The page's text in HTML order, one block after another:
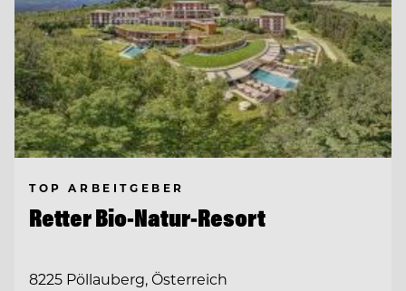
TOP ARBEITGEBER
Retter Bio-Natur-Resort
8225 Pöllauberg, Österreich